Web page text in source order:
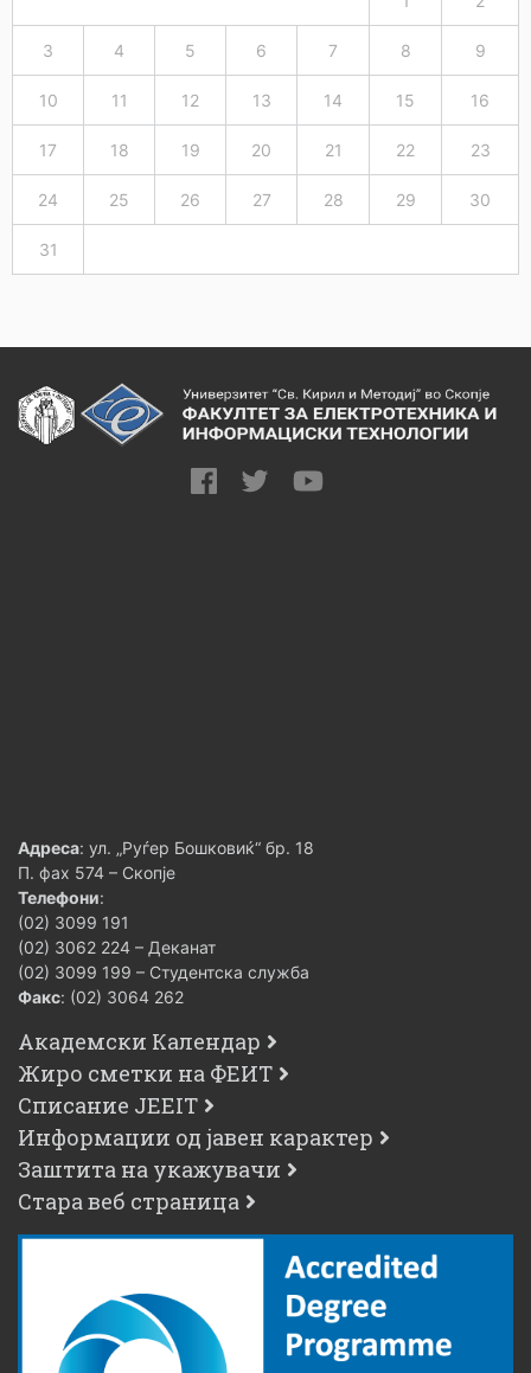
3 4 5 6 7 8 9
10 11 12 13 14 15 16
17 18 19 20 21 22 23
24 25 26 27 28 29 30
31
Адреса: ул. „Руѓер Бошковиќ“ бр. 18
П. фах 574 – Скопје
Телефони:
(02) 3099 191
(02) 3062 224 – Деканат
(02) 3099 199 – Студентска служба
Факс: (02) 3064 262
Академски Календар
Жиро сметки на ФЕИТ
Списание JEEIT
Информации од јавен карактер
Заштита на укажувачи
Стара веб страница